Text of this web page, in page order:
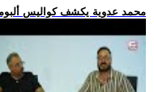
.. محمد عدوية يكشف كواليس